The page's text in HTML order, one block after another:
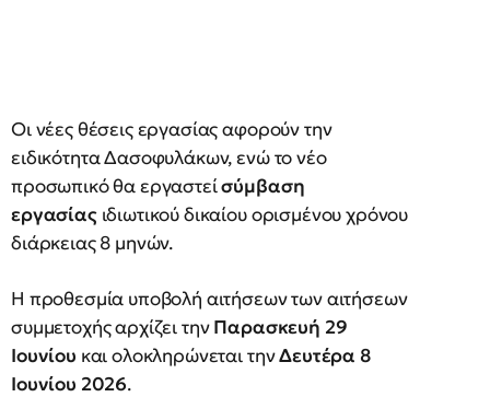
Οι νέες θέσεις εργασίας αφορούν την
ειδικότητα Δασοφυλάκων, ενώ το νέο
προσωπικό θα εργαστείσύμβαση
εργασίας ιδιωτικού δικαίου ορισμένου χρόνου
διάρκειας 8 μηνών.
Η προθεσμία υποβολή αιτήσεων των αιτήσεων
συμμετοχής αρχίζει τηνΠαρασκευή 29
Ιουνίου και ολοκληρώνεται τηνΔευτέρα 8
Ιουνίου 2026.